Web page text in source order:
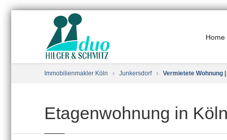
Home
Immobilienmakler Köln › Junkersdorf › Vermietete Wohnung
Etagenwohnung in